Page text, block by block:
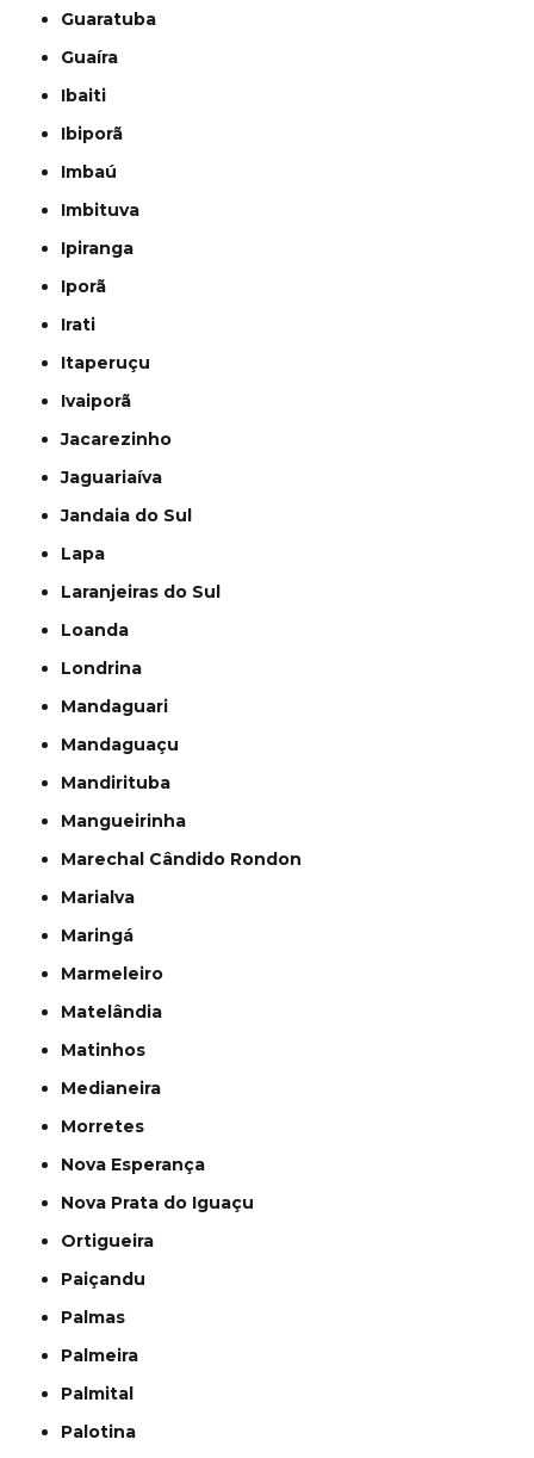
Guaratuba
Guaíra
Ibaiti
Ibiporã
Imbaú
Imbituva
Ipiranga
Iporã
Irati
Itaperuçu
Ivaiporã
Jacarezinho
Jaguariaíva
Jandaia do Sul
Lapa
Laranjeiras do Sul
Loanda
Londrina
Mandaguari
Mandaguaçu
Mandirituba
Mangueirinha
Marechal Cândido Rondon
Marialva
Maringá
Marmeleiro
Matelândia
Matinhos
Medianeira
Morretes
Nova Esperança
Nova Prata do Iguaçu
Ortigueira
Paiçandu
Palmas
Palmeira
Palmital
Palotina